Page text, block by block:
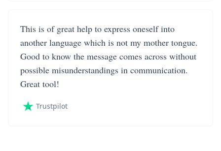
This is of great help to express oneself into
another language which is not my mother tongue.
Good to know the message comes across without
possible misunderstandings in communication.
Great tool!
Trustpilot